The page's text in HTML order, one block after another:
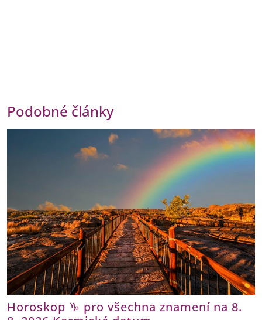
Podobné články
Horoskop ♑ pro všechna znamení na 8.